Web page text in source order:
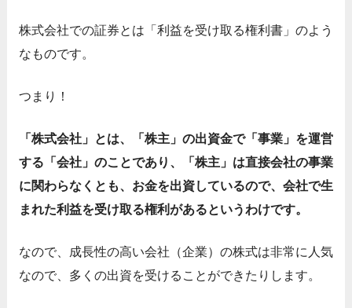
株式会社での証券とは「利益を受け取る権利書」のよう
なものです。
つまり！
「株式会社」とは、「株主」の出資金で「事業」を運営
する「会社」のことであり、「株主」は直接会社の事業
に関わらなくとも、お金を出資しているので、会社で生
まれた利益を受け取る権利があるというわけです。
なので、成長性の高い会社（企業）の株式は非常に人気
なので、多くの出資を受けることができたりします。